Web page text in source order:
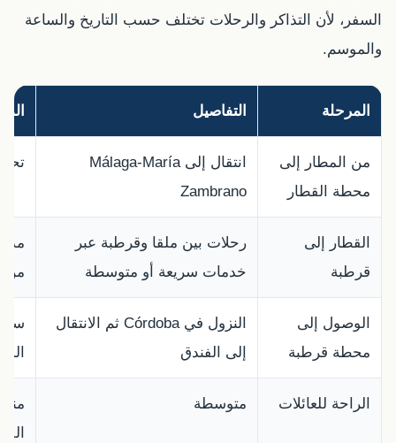
السفر، لأن التذاكر والرحلات تختلف حسب التاريخ والساعة
والموسم.
المرحلة التفاصيل
من المطار إلى
محطة القطار
انتقال إلى Málaga-María
Zambrano
القطار إلى
قرطبة
رحلات بين ملقا وقرطبة عبر
خدمات سريعة أو متوسطة
من
الوصول إلى
محطة قرطبة
النزول في Córdoba ثم الانتقال
إلى الفندق
الراحة للعائلات متوسطة